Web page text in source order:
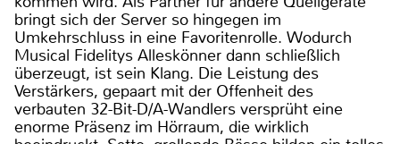
bringt sich der Server so hingegen im
Umkehrschluss in eine Favoritenrolle. Wodurch
Musical Fidelitys Alleskönner dann schließlich
überzeugt, ist sein Klang. Die Leistung des
Verstärkers, gepaart mit der Offenheit des
verbauten 32-Bit-D/A-Wandlers versprüht eine
enorme Präsenz im Hörraum, die wirklich